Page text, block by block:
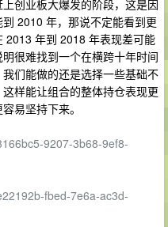
创业板大爆发的阶段，这是因
2010 年，那说不定能看到更
2013 年到 2018 年表现差可能
很难找到一个在横跨十年时间
们能做的还是选择一些基础不
样能让组合的整体持仓表现更
易坚持下来。
9207-3b68-9ef8-
fbed-7e6a-ac3d-